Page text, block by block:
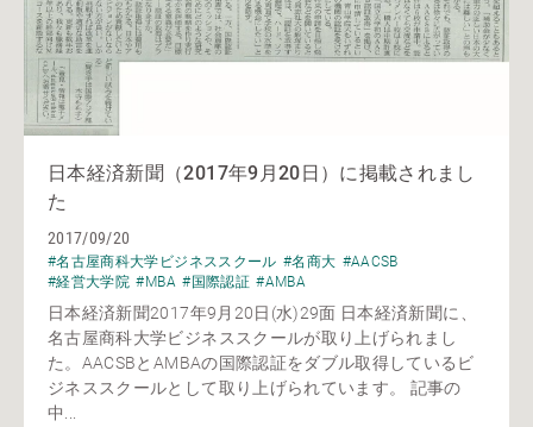
日本経済新聞（2017年9月20日）に掲載されまし
た
2017/09/20
#名古屋商科大学ビジネススクール #名商大 #AACSB
#経営大学院 #MBA #国際認証 #AMBA
日本経済新聞2017年9月20日(水)29面 日本経済新聞に、
名古屋商科大学ビジネススクールが取り上げられまし
た。AACSBとAMBAの国際認証をダブル取得しているビ
ジネススクールとして取り上げられています。 記事の
中...